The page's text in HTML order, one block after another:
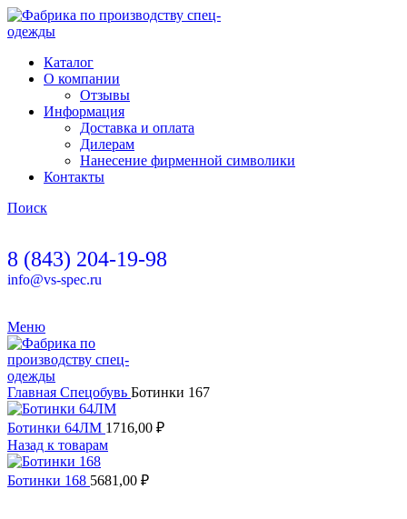
Каталог
О компании
Отзывы
Информация
Доставка и оплата
Дилерам
Нанесение фирменной символики
Контакты
Поиск
8 (843) 204-19-98
info@vs-spec.ru
Меню
Главная Спецобувь Ботинки 167
Ботинки 64ЛМ 1716,00 ₽
Назад к товарам
Ботинки 168 5681,00 ₽